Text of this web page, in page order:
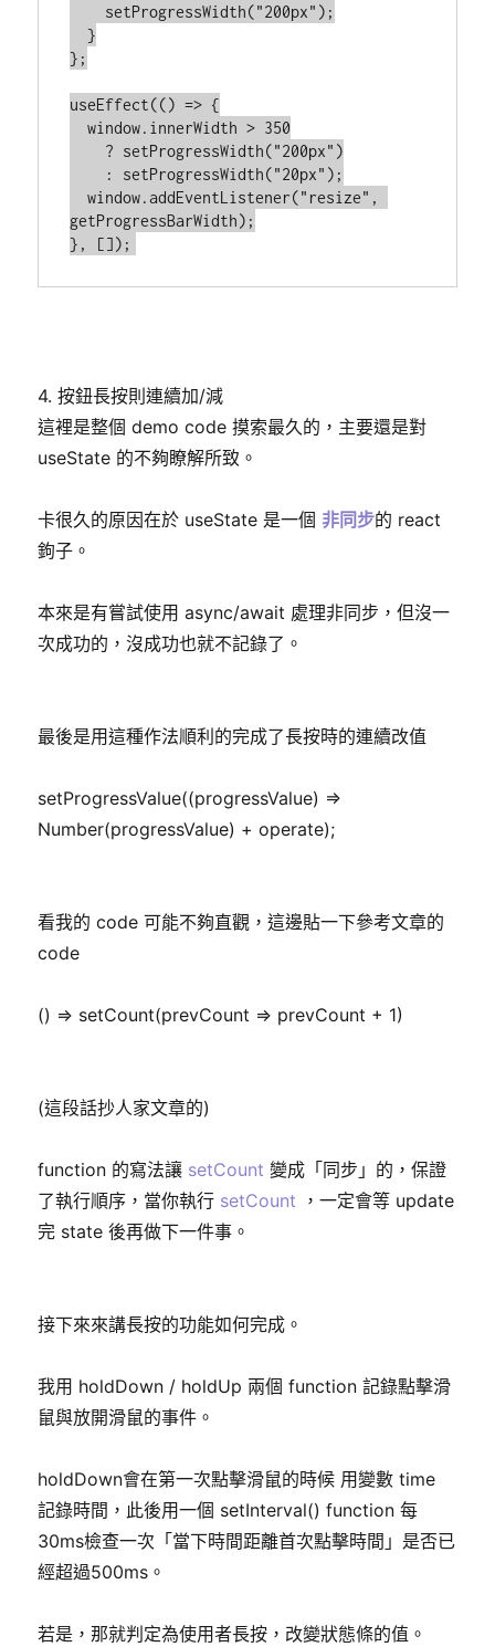
  }
};
useEffect(() => {
  window.innerWidth > 350
  window.addEventListener("resize",
getProgressBarWidth);
}, []);
4. 按鈕長按則連續加/減
這裡是整個 demo code 摸索最久的，主要還是對
useState 的不夠瞭解所致。
卡很久的原因在於 useState 是一個 非同步的 react
鉤子。
本來是有嘗試使用 async/await 處理非同步，但沒一
次成功的，沒成功也就不記錄了。
最後是用這種作法順利的完成了長按時的連續改值
setProgressValue((progressValue) =>
Number(progressValue) + operate);
看我的 code 可能不夠直觀，這邊貼一下參考文章的
code
() => setCount(prevCount => prevCount + 1)
(這段話抄人家文章的)
function 的寫法讓 setCount 變成「同步」的，保證
了執行順序，當你執行 setCount ，一定會等 update
完 state 後再做下一件事。
接下來來講長按的功能如何完成。
我用 holdDown / holdUp 兩個 function 記錄點擊滑
鼠與放開滑鼠的事件。
holdDown會在第一次點擊滑鼠的時候 用變數 time
記錄時間，此後用一個 setInterval() function 每
30ms檢查一次「當下時間距離首次點擊時間」是否已
經超過500ms。
若是，那就判定為使用者長按，改變狀態條的值。